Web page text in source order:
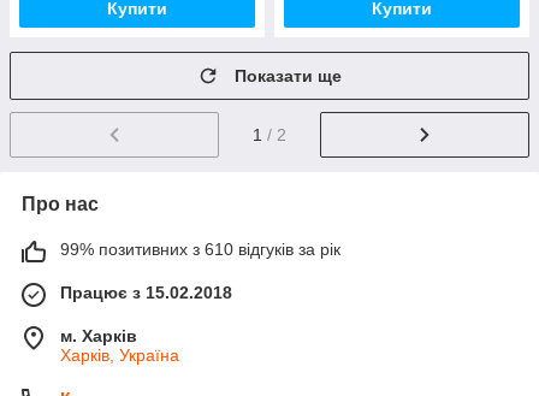
Купити Купити
Показати ще
1 / 2
Про нас
99% позитивних з 610 відгуків за рік
Працює з 15.02.2018
м. Харків
Харків, Україна